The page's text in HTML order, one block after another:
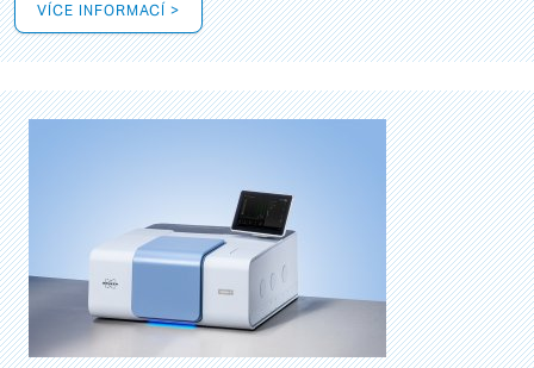
VÍCE INFORMACÍ >